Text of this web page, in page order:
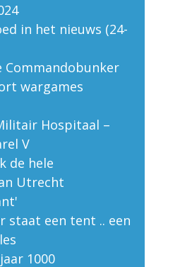
in het nieuws (24-
Commandobunker
wargames
Hospitaal –
V
de hele
Utrecht
staat een tent .. een
1000